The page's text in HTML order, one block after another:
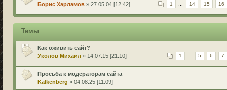
1 14 15 16
Борис Харламов » 27.05.04 [12:42]
Темы
Как оживить сайт?
1 ... 5 6 7
Уколов Михаил » 14.07.15 [21:10]
Просьба к модераторам сайта
Kalkenberg » 04.08.25 [11:09]